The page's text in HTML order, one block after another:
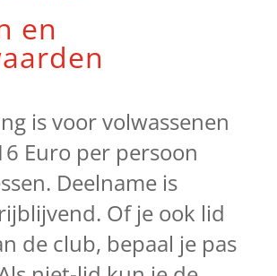
en
is voor volwassenen
Euro per persoon
Deelname is
Of je ook lid
de club, bepaal je pas